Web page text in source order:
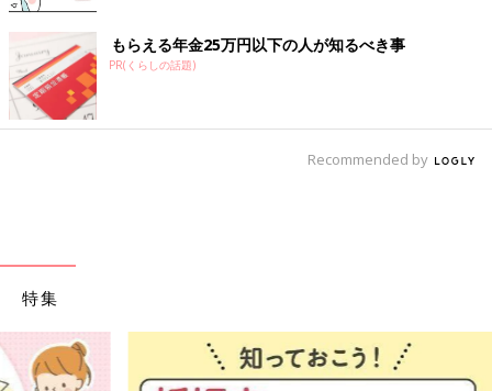
もらえる年金25万円以下の人が知るべき事
PR(くらしの話題)
Recommended by
特集